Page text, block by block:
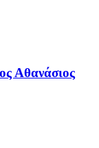
Αθανάσιος